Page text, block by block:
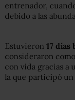
entrenador,
debido a las
Estuvieron 17 días
consideraron
con vida gracias a
la que participó